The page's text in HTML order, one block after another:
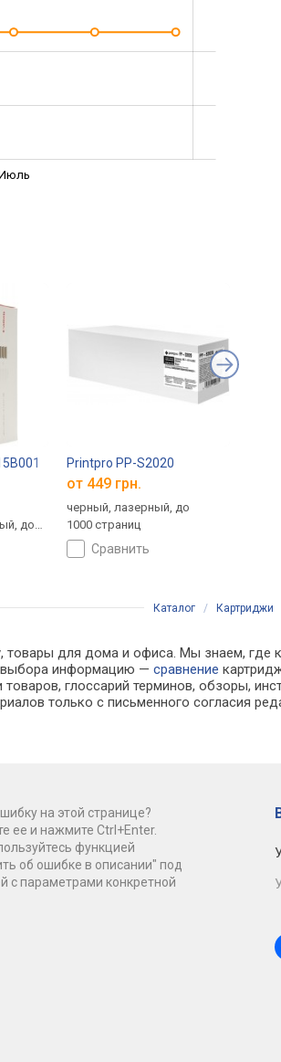
до
Printpro PP-S2020
от 449 грн.
черный, лазерный, до
1000 страниц
сравнить
Каталог / Картриджи
для дома и офиса. Мы знаем, где
выбора информацию —сравнение
товаров, глоссарий терминов, обзоры,
только с письменного согласия
на этой странице?
ее и нажмите Ctrl+Enter.
функцией
об ошибке в описании" под
с параметрами конкретной